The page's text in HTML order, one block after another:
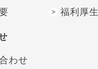
福利厚生
わせ